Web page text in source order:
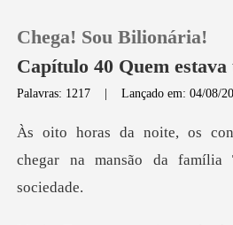
Loja
Chega! Sou Bilionária!
Capítulo 40 Quem estava
Palavras: 1217 |Lançado em: 04/08/
chegar na mansão da famí